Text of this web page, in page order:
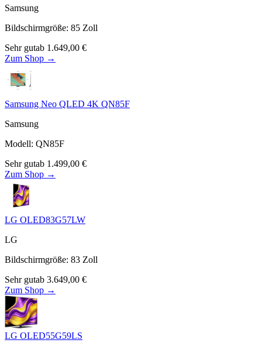
Samsung
Bildschirmgröße: 85 Zoll
Sehr gutab 1.649,00 €
Zum Shop →
Samsung Neo QLED 4K QN85F
Samsung
Modell: QN85F
Sehr gutab 1.499,00 €
Zum Shop →
LG OLED83G57LW
LG
Bildschirmgröße: 83 Zoll
Sehr gutab 3.649,00 €
Zum Shop →
LG OLED55G59LS